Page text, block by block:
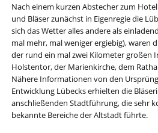
Nach einem kurzen Abstecher zum
und Bläser zunächst in Eigenregie die
sich das Wetter alles andere als
mal mehr, mal weniger ergiebig), waren
der rund ein mal zwei Kilometer großen
Holstentor, der Marienkirche, dem
Nähere Informationen von den
Entwicklung Lübecks erhielten die
anschließenden Stadtführung, die sehr
bekannte Bereiche der Altstadt führte.